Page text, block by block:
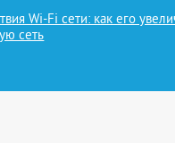
Wi-Fi сети: как его
сеть